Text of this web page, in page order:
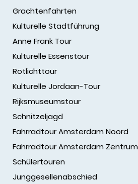
Grachtenfahrten
Kulturelle Stadtführung
Anne Frank Tour
Kulturelle Essenstour
Rotlichttour
Kulturelle Jordaan-Tour
Rijksmuseumstour
Schnitzeljagd
Fahrradtour Amsterdam Noord
Fahrradtour Amsterdam Zentrum
Schülertouren
Junggesellenabschied